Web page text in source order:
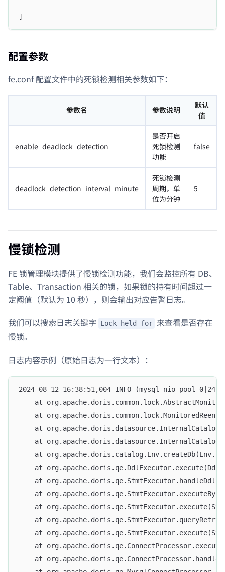
]
配置参数
fe.conf 配置文件中的死锁检测相关参数如下：
参数名 参数说明
默认
值
enable_deadlock_detection
是否开启
死锁检测
功能
false
deadlock_detection_interval_minute
死锁检测
周期，单
位为分钟
5
慢锁检测
FE 锁管理模块提供了慢锁检测功能，我们会监控所有 DB、
Table、Transaction 相关的锁，如果锁的持有时间超过一
定阈值（默认为 10 秒），则会输出对应告警日志。
我们可以搜索日志关键字
Lock held for 来查看是否存在
慢锁。
日志内容示例（原始日志为一行文本）：
at
at
at
at
at
at
at
at
at
at
at
at
at